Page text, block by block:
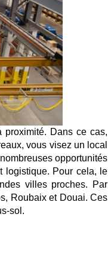
proximité. Dans ce cas,
vous visez un local
opportunités
logistique. Pour cela, le
villes proches. Par
Roubaix et Douai. Ces
sol.